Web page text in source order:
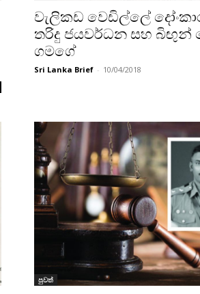
වැලිකඩ වෙඩිල්ලේ
තරිදු ජයවර්ධන සහ බිඟුන්
ගමගේ
Sri Lanka Brief - 10/04/2018
පුවත්